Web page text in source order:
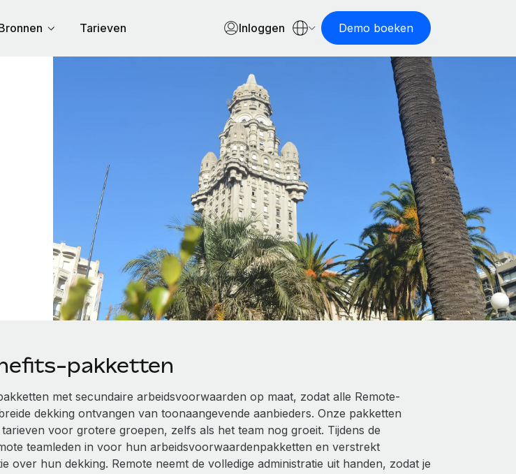
Tarieven Inloggen Demo boeken
pakketten
met secundaire arbeidsvoorwaarden op maat, zodat alle Remote-
dekking ontvangen van toonaangevende aanbieders. Onze pakketten
voor grotere groepen, zelfs als het team nog groeit. Tijdens de
teamleden in voor hun arbeidsvoorwaardenpakketten en verstrekt
over hun dekking. Remote neemt de volledige administratie uit handen, zodat je